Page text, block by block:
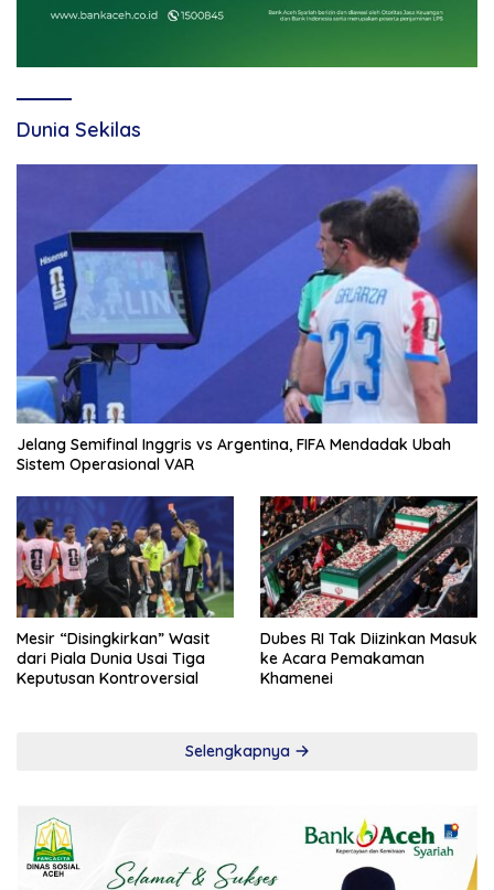
Dunia Sekilas
Jelang Semifinal Inggris vs Argentina, FIFA Mendadak Ubah
Sistem Operasional VAR
Mesir “Disingkirkan” Wasit
dari Piala Dunia Usai Tiga
Keputusan Kontroversial
Dubes RI Tak Diizinkan Masuk
ke Acara Pemakaman
Khamenei
Selengkapnya